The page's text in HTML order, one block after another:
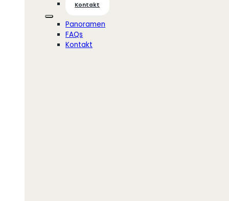
Kontakt
Panoramen
FAQs
Kontakt